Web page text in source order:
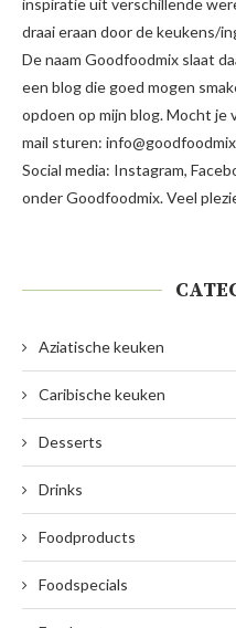
draai eraan door de keukens/
De naam Goodfoodmix slaat
een blog die goed mogen
opdoen op mijn blog. Mocht je
mail sturen:
Social media: Instagram,
onder Goodfoodmix. Veel
Aziatische keuken
Caribische keuken
Desserts
Drinks
Foodproducts
Foodspecials